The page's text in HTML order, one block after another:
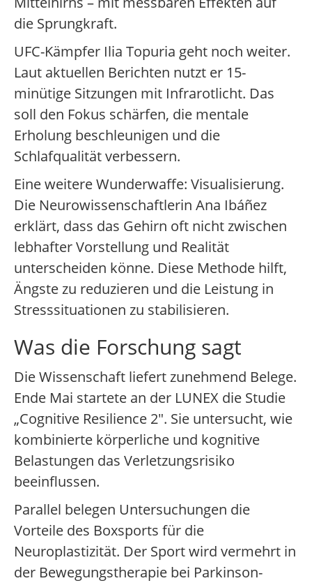
die Sprungkraft.
UFC-Kämpfer Ilia Topuria geht noch weiter.
Laut aktuellen Berichten nutzt er 15-
minütige Sitzungen mit Infrarotlicht. Das
soll den Fokus schärfen, die mentale
Erholung beschleunigen und die
Schlafqualität verbessern.
Eine weitere Wunderwaffe: Visualisierung.
Die Neurowissenschaftlerin Ana Ibáñez
erklärt, dass das Gehirn oft nicht zwischen
lebhafter Vorstellung und Realität
unterscheiden könne. Diese Methode hilft,
Ängste zu reduzieren und die Leistung in
Stresssituationen zu stabilisieren.
Was die Forschung sagt
Die Wissenschaft liefert zunehmend Belege.
Ende Mai startete an der LUNEX die Studie
„Cognitive Resilience 2". Sie untersucht, wie
kombinierte körperliche und kognitive
Belastungen das Verletzungsrisiko
beeinflussen.
Parallel belegen Untersuchungen die
Vorteile des Boxsports für die
Neuroplastizität. Der Sport wird vermehrt in
der Bewegungstherapie bei Parkinson-